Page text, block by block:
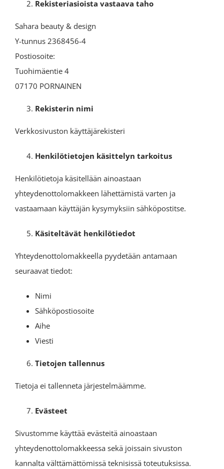
Rekisteriasioista vastaava taho
Sahara beauty & design
Y-tunnus 2368456-4
Postiosoite:
Tuohimäentie 4
07170 PORNAINEN
Rekisterin nimi
Verkkosivuston käyttäjärekisteri
Henkilötietojen käsittelyn tarkoitus
Henkilötietoja käsitellään ainoastaan
yhteydenottolomakkeen lähettämistä varten ja
vastaamaan käyttäjän kysymyksiin sähköpostitse.
Käsiteltävät henkilötiedot
Yhteydenottolomakkeella pyydetään antamaan
seuraavat tiedot:
Nimi
Sähköpostiosoite
Aihe
Viesti
Tietojen tallennus
Tietoja ei tallenneta järjestelmäämme.
Evästeet
Sivustomme käyttää evästeitä ainoastaan
yhteydenottolomakkeessa sekä joissain sivuston
kannalta välttämättömissä teknisissä toteutuksissa.